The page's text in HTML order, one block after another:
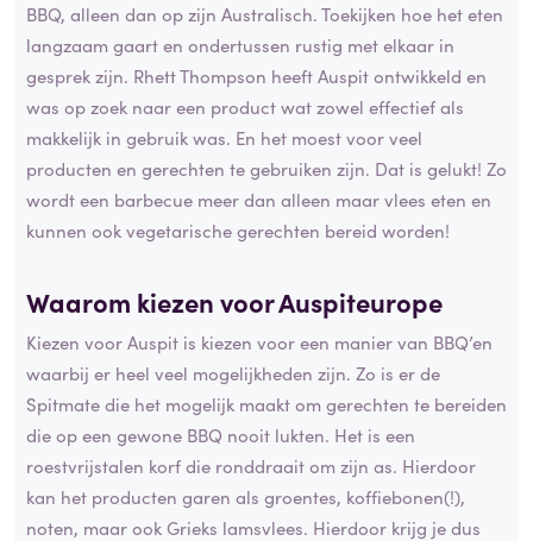
BBQ, alleen dan op zijn Australisch. Toekijken hoe het eten
langzaam gaart en ondertussen rustig met elkaar in
gesprek zijn. Rhett Thompson heeft Auspit ontwikkeld en
was op zoek naar een product wat zowel effectief als
makkelijk in gebruik was. En het moest voor veel
producten en gerechten te gebruiken zijn. Dat is gelukt! Zo
wordt een barbecue meer dan alleen maar vlees eten en
kunnen ook vegetarische gerechten bereid worden!
Waarom kiezen voor Auspiteurope
Kiezen voor Auspit is kiezen voor een manier van BBQ’en
waarbij er heel veel mogelijkheden zijn. Zo is er de
Spitmate die het mogelijk maakt om gerechten te bereiden
die op een gewone BBQ nooit lukten. Het is een
roestvrijstalen korf die ronddraait om zijn as. Hierdoor
kan het producten garen als groentes, koffiebonen(!),
noten, maar ook Grieks lamsvlees. Hierdoor krijg je dus